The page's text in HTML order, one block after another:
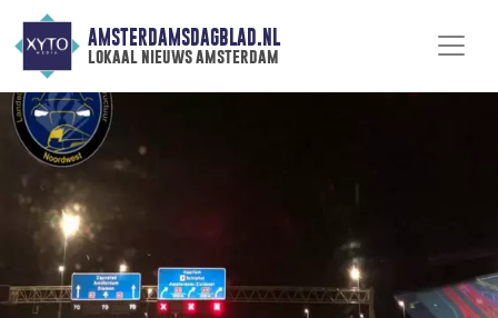
AMSTERDAMSDAGBLAD.NL
lokaal nieuws amsterdam